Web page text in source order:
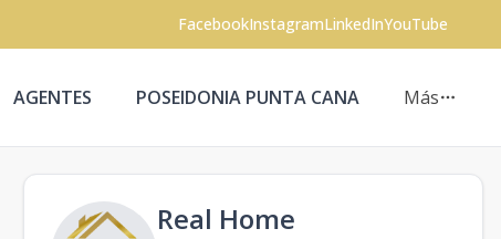
FacebookInstagramLinkedInYouTube
AGENTES POSEIDONIA PUNTA CANA Más
Real Home